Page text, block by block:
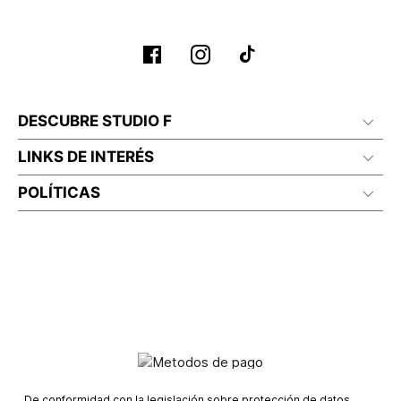
DESCUBRE STUDIO F
LINKS DE INTERÉS
POLÍTICAS